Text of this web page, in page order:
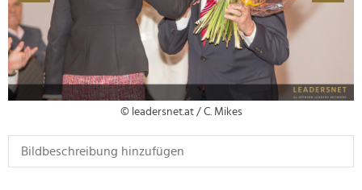
© leadersnet.at / C. Mikes